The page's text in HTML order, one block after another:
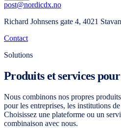
post@nordicdx.no
Richard Johnsens gate 4, 4021
Contact
Solutions
Produits et services
Nous combinons nos propres
pour les entreprises, les institutions
Choisissez une plateforme ou un
combinaison avec nous.